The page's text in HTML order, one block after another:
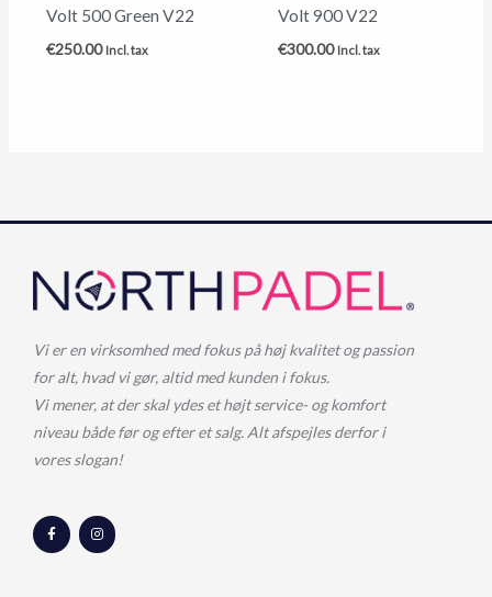
Volt 500 Green V22
€250.00 Incl. tax
Volt 900 V22
€300.00 Incl. tax
Vi er en virksomhed med fokus på høj kvalitet og passion
for alt, hvad vi gør, altid med kunden i fokus.
Vi mener, at der skal ydes et højt service- og komfort
niveau både før og efter et salg. Alt afspejles derfor i
vores slogan!
F
a
c
I
n
s